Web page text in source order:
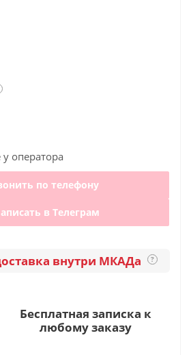
оператора
по телефону
в Телеграм
внутри МКАДа ?
Бесплатная записка к
любому заказу